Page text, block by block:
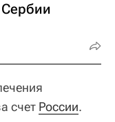
счет России.